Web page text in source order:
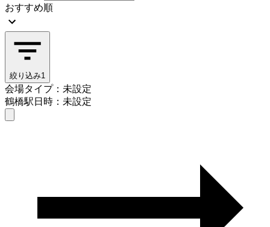
おすすめ順
絞り込み1
会場タイプ：未設定
鶴橋駅日時：未設定